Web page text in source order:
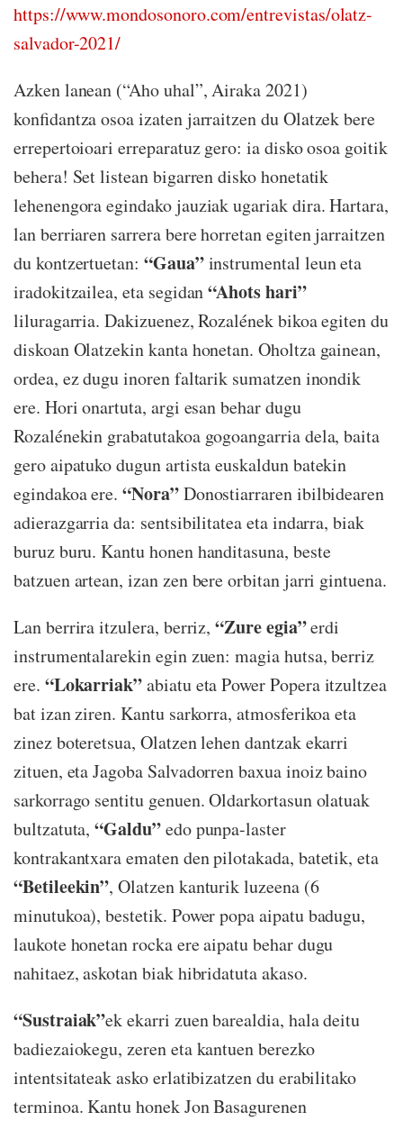
https://www.mondosonoro.com/entrevistas/olatz-
salvador-2021/
Azken lanean (“Aho uhal”, Airaka 2021)
konfidantza osoa izaten jarraitzen du Olatzek bere
errepertoioari erreparatuz gero: ia disko osoa goitik
behera! Set listean bigarren disko honetatik
lehenengora egindako jauziak ugariak dira. Hartara,
lan berriaren sarrera bere horretan egiten jarraitzen
du kontzertuetan: “Gaua”instrumental leun eta
iradokitzailea, eta segidan“Ahots hari”
liluragarria. Dakizuenez, Rozalének bikoa egiten du
diskoan Olatzekin kanta honetan. Oholtza gainean,
ordea, ez dugu inoren faltarik sumatzen inondik
ere. Hori onartuta, argi esan behar dugu
Rozalénekin grabatutakoa gogoangarria dela, baita
gero aipatuko dugun artista euskaldun batekin
egindakoa ere.“Nora”Donostiarraren ibilbidearen
adierazgarria da: sentsibilitatea eta indarra, biak
buruz buru. Kantu honen handitasuna, beste
batzuen artean, izan zen bere orbitan jarri gintuena.
Lan berrira itzulera, berriz,“Zure egia”erdi
instrumentalarekin egin zuen: magia hutsa, berriz
ere. “Lokarriak”abiatu eta Power Popera itzultzea
bat izan ziren. Kantu sarkorra, atmosferikoa eta
zinez boteretsua, Olatzen lehen dantzak ekarri
zituen, eta Jagoba Salvadorren baxua inoiz baino
sarkorrago sentitu genuen. Oldarkortasun olatuak
bultzatuta,“Galdu”edo punpa-laster
kontrakantxara ematen den pilotakada, batetik, eta
“Betileekin”, Olatzen kanturik luzeena (6
minutukoa), bestetik. Power popa aipatu badugu,
laukote honetan rocka ere aipatu behar dugu
nahitaez, askotan biak hibridatuta akaso.
“Sustraiak”ek ekarri zuen barealdia, hala deitu
badiezaiokegu, zeren eta kantuen berezko
intentsitateak asko erlatibizatzen du erabilitako
terminoa. Kantu honek Jon Basagurenen